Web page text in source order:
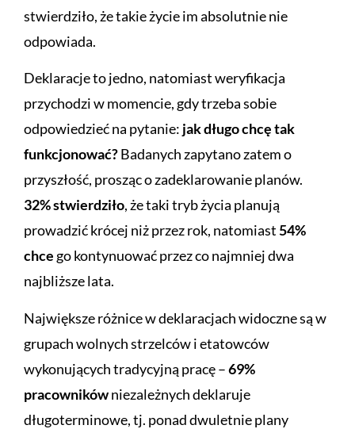
stwierdziło, że takie życie im absolutnie nie
odpowiada.
Deklaracje to jedno, natomiast weryfikacja
przychodzi w momencie, gdy trzeba sobie
odpowiedzieć na pytanie: jak długo chcę tak
funkcjonować?Badanych zapytano zatem o
przyszłość, prosząc o zadeklarowanie planów.
32% stwierdziło, że taki tryb życia planują
prowadzić krócej niż przez rok, natomiast54%
chce go kontynuować przez co najmniej dwa
najbliższe lata.
Największe różnice w deklaracjach widoczne są w
grupach wolnych strzelców i etatowców
wykonujących tradycyjną pracę –69%
pracownikówniezależnych deklaruje
długoterminowe, tj. ponad dwuletnie plany